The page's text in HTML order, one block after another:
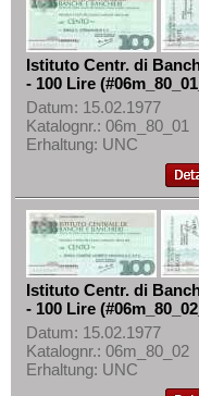
Österreich
Polen
Portugal
Rumänien
Russland
San Marino
Schottland
Schweden
Schweiz
Serbien
Slowakei
Erhaltungsgrade
Gratisbanknoten
FAQ
Mehr über...
Privatsphäre und
Liefer- und
AGB
Impressum
Istituto Centr. di
- 100 Lire
Datum: 15.02.1977
Katalognr.: 06m_80_01
Erhaltung: UNC
Istituto Centr. di
- 100 Lire
Datum: 15.02.1977
Katalognr.: 06m_80_02
Erhaltung: UNC